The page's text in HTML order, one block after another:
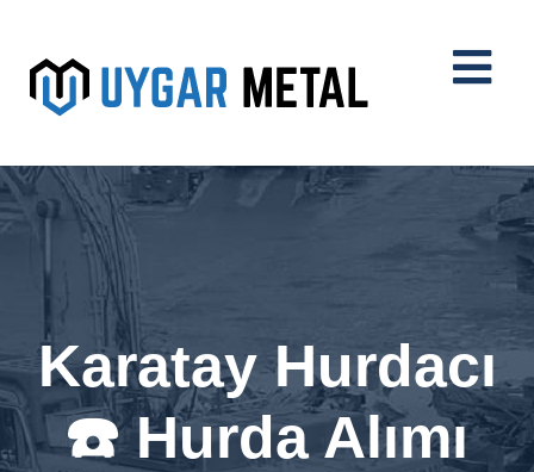
Karatay Hurdacı
☎️ Hurda Alımı